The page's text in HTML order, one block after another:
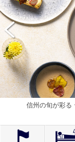
信州の旬が彩る